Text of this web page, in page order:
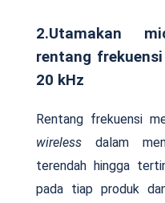
2.Utamakan
rentang
20 kHz
Rentang frekuensi
wireless dalam
terendah hingga
pada tiap produk